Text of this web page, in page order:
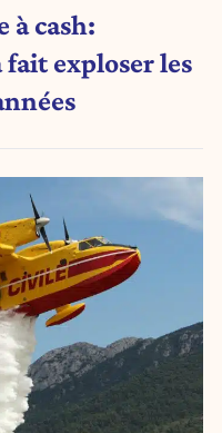
à cash:
exploser les